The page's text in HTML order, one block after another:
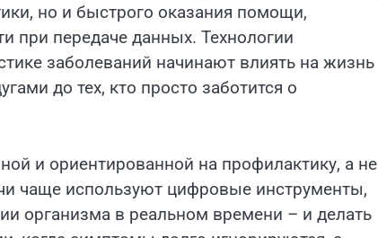
но и быстрого оказания помощи,
при передаче данных. Технологии
заболеваний начинают влиять на жизнь
до тех, кто просто заботится о
и ориентированной на профилактику, а не
чаще используют цифровые инструменты,
организма в реальном времени – и делать